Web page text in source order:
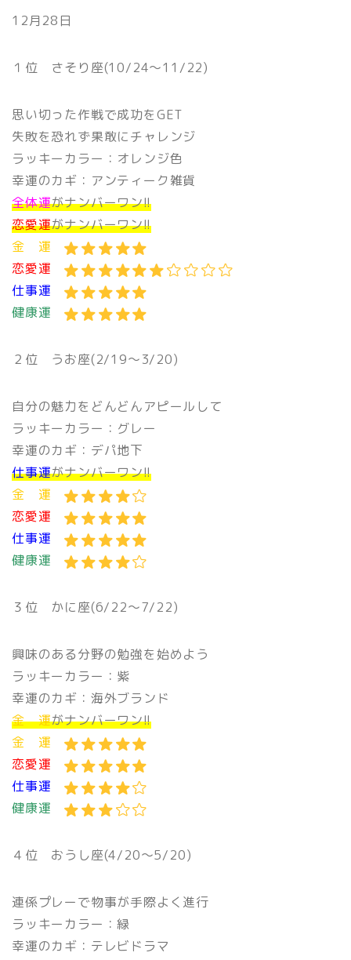
12月28日
１位 さそり座(10/24〜11/22)
思い切った作戦で成功をGET
失敗を恐れず果敢にチャレンジ
ラッキーカラー：オレンジ色
幸運のカギ：アンティーク雑貨
全体運がナンバーワン!!
恋愛運がナンバーワン!!
金 運
恋愛運
仕事運
健康運
２位 うお座(2/19〜3/20)
自分の魅力をどんどんアピールして
ラッキーカラー：グレー
幸運のカギ：デパ地下
仕事運がナンバーワン!!
金 運
恋愛運
仕事運
健康運
３位 かに座(6/22〜7/22)
興味のある分野の勉強を始めよう
ラッキーカラー：紫
幸運のカギ：海外ブランド
金 運がナンバーワン!!
金 運
恋愛運
仕事運
健康運
４位 おうし座(4/20〜5/20)
連係プレーで物事が手際よく進行
ラッキーカラー：緑
幸運のカギ：テレビドラマ